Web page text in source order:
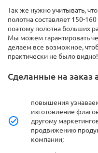
Так же нужно учитывать,
полотна составляет 150-
поэтому полотна больших
Мы можем гарантировать
делаем все возможное,
практически не было видно!
Сделанные на заказ
повышения
изготовление
другому
продвижению
компании;